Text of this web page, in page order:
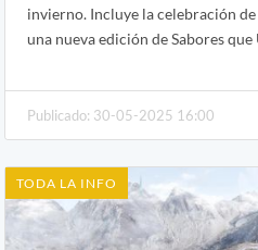
invierno. Incluye la celebración
una nueva edición de Sabores que
Publicado: 30-05-2025 16:00
TODA LA INFO